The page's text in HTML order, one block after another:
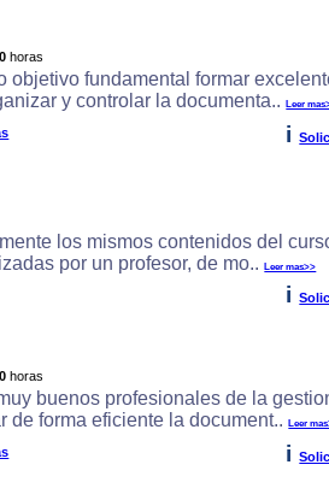
horas
objetivo fundamental formar
y controlar la documenta..Leer
i
los mismos contenidos del
por un profesor, de mo..Leer mas>>
i
horas
buenos profesionales de la
de forma eficiente la document..Leer
i